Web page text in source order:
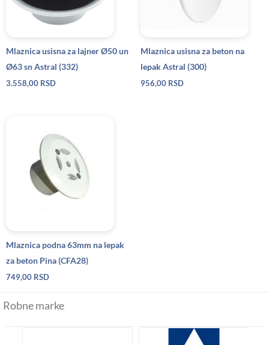
Mlaznica usisna za lajner Ø50 un
Ø63 sn Astral (332)
3.558,00 RSD
Mlaznica usisna za beton na
lepak Astral (300)
956,00 RSD
Mlaznica podna 63mm na lepak
za beton Pina (CFA28)
749,00 RSD
Robne marke